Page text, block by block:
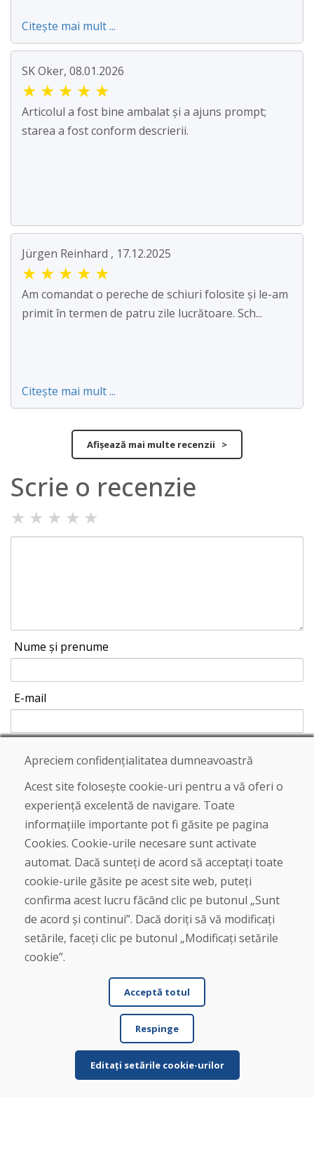
Citește mai mult ...
SK Oker, 08.01.2026
★ ★ ★ ★ ★
Articolul a fost bine ambalat și a ajuns prompt;
starea a fost conform descrierii.
Jürgen Reinhard , 17.12.2025
★ ★ ★ ★ ★
Am comandat o pereche de schiuri folosite și le-am
primit în termen de patru zile lucrătoare. Sch...
Citește mai mult ...
Afișează mai multe recenzii >
Scrie o recenzie
★ ★ ★ ★ ★
Nume și prenume
E-mail
Trimite
Linia de asistență
+421 919 282 306
info@domivosport.ro
Despre noi
Blog
Despre noi
Magazin
Cumpărare
Magazin online
Termeni și condiții de afaceri
Livrare și plată
Plângere
Apreciem confidențialitatea dumneavoastră
Acest site folosește cookie-uri pentru a vă oferi o
experiență excelentă de navigare. Toate
informațiile importante pot fi găsite pe pagina
Cookies. Cookie-urile necesare sunt activate
automat. Dacă sunteți de acord să acceptați toate
cookie-urile găsite pe acest site web, puteți
confirma acest lucru făcând clic pe butonul „Sunt
de acord și continui”. Dacă doriți să vă modificați
setările, faceți clic pe butonul „Modificați setările
cookie”.
Acceptă totul
Respinge
Editați setările cookie-urilor